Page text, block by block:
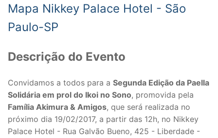
Mapa Nikkey Palace Hotel - São
Paulo-SP
Descrição do Evento
Convidamos a todos para a Segunda Edição da Paella
Solidária em prol do Ikoi no Sono, promovida pela
Família Akimura & Amigos, que será realizada no
próximo dia 19/02/2017, a partir das 12h, no Nikkey
Palace Hotel - Rua Galvão Bueno, 425 - Liberdade -